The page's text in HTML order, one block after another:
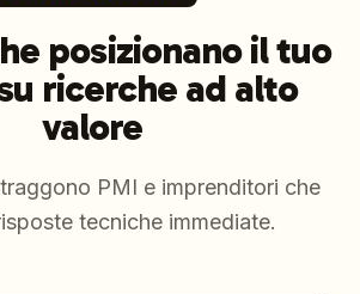
posizionano il tuo
ricerche ad alto
valore
PMI e imprenditori che
tecniche immediate.